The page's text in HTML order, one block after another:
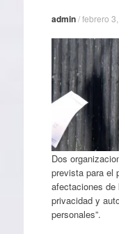
admin/febrero
Dos
prevista para el
afectaciones de
privacidad y
personales”.